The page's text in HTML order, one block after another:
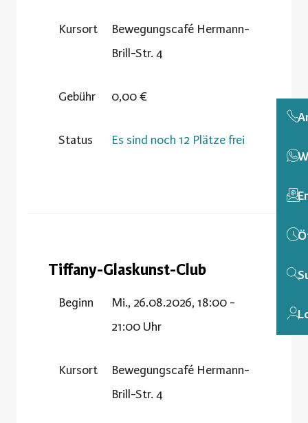
Kursort
Bewegungscafé Hermann-
Brill-Str. 4
Gebühr 0,00 €
Status Es sind noch 12 Plätze frei
Tiffany-Glaskunst-Club
Beginn
Mi., 26.08.2026, 18:00 -
21:00 Uhr
Kursort
Bewegungscafé Hermann-
Brill-Str. 4